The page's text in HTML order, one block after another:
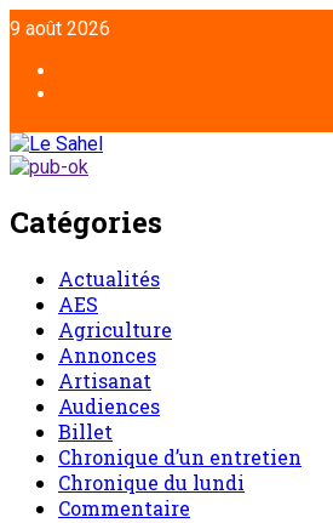
9 août 2026
Catégories
Actualités
AES
Agriculture
Annonces
Artisanat
Audiences
Billet
Chronique d’un entretien
Chronique du lundi
Commentaire